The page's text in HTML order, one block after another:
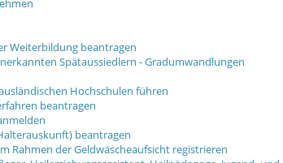
Weiterbildung beantragen
Spätaussiedlern - Gradumwandlungen
Hochschulen führen
beantragen
beantragen
Rahmen der Geldwäscheaufsicht registrieren